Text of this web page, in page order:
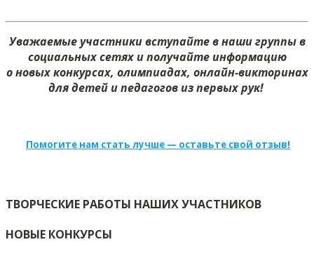
Уважаемые участники вступайте в наши группы в
социальных сетях и получайте информацию
о новых конкурсах, олимпиадах, онлайн-викторинах
для детей и педагогов из первых рук!
Помогите нам стать лучше — оставьте свой отзыв!
ТВОРЧЕСКИЕ РАБОТЫ НАШИХ УЧАСТНИКОВ
НОВЫЕ КОНКУРСЫ